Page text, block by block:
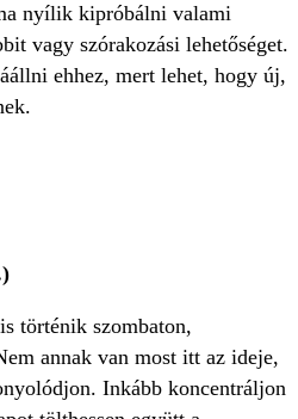
nyílik kipróbálni valami
vagy szórakozási lehetőséget.
ehhez, mert lehet, hogy új,
történik szombaton,
annak van most itt az ideje,
Inkább koncentráljon